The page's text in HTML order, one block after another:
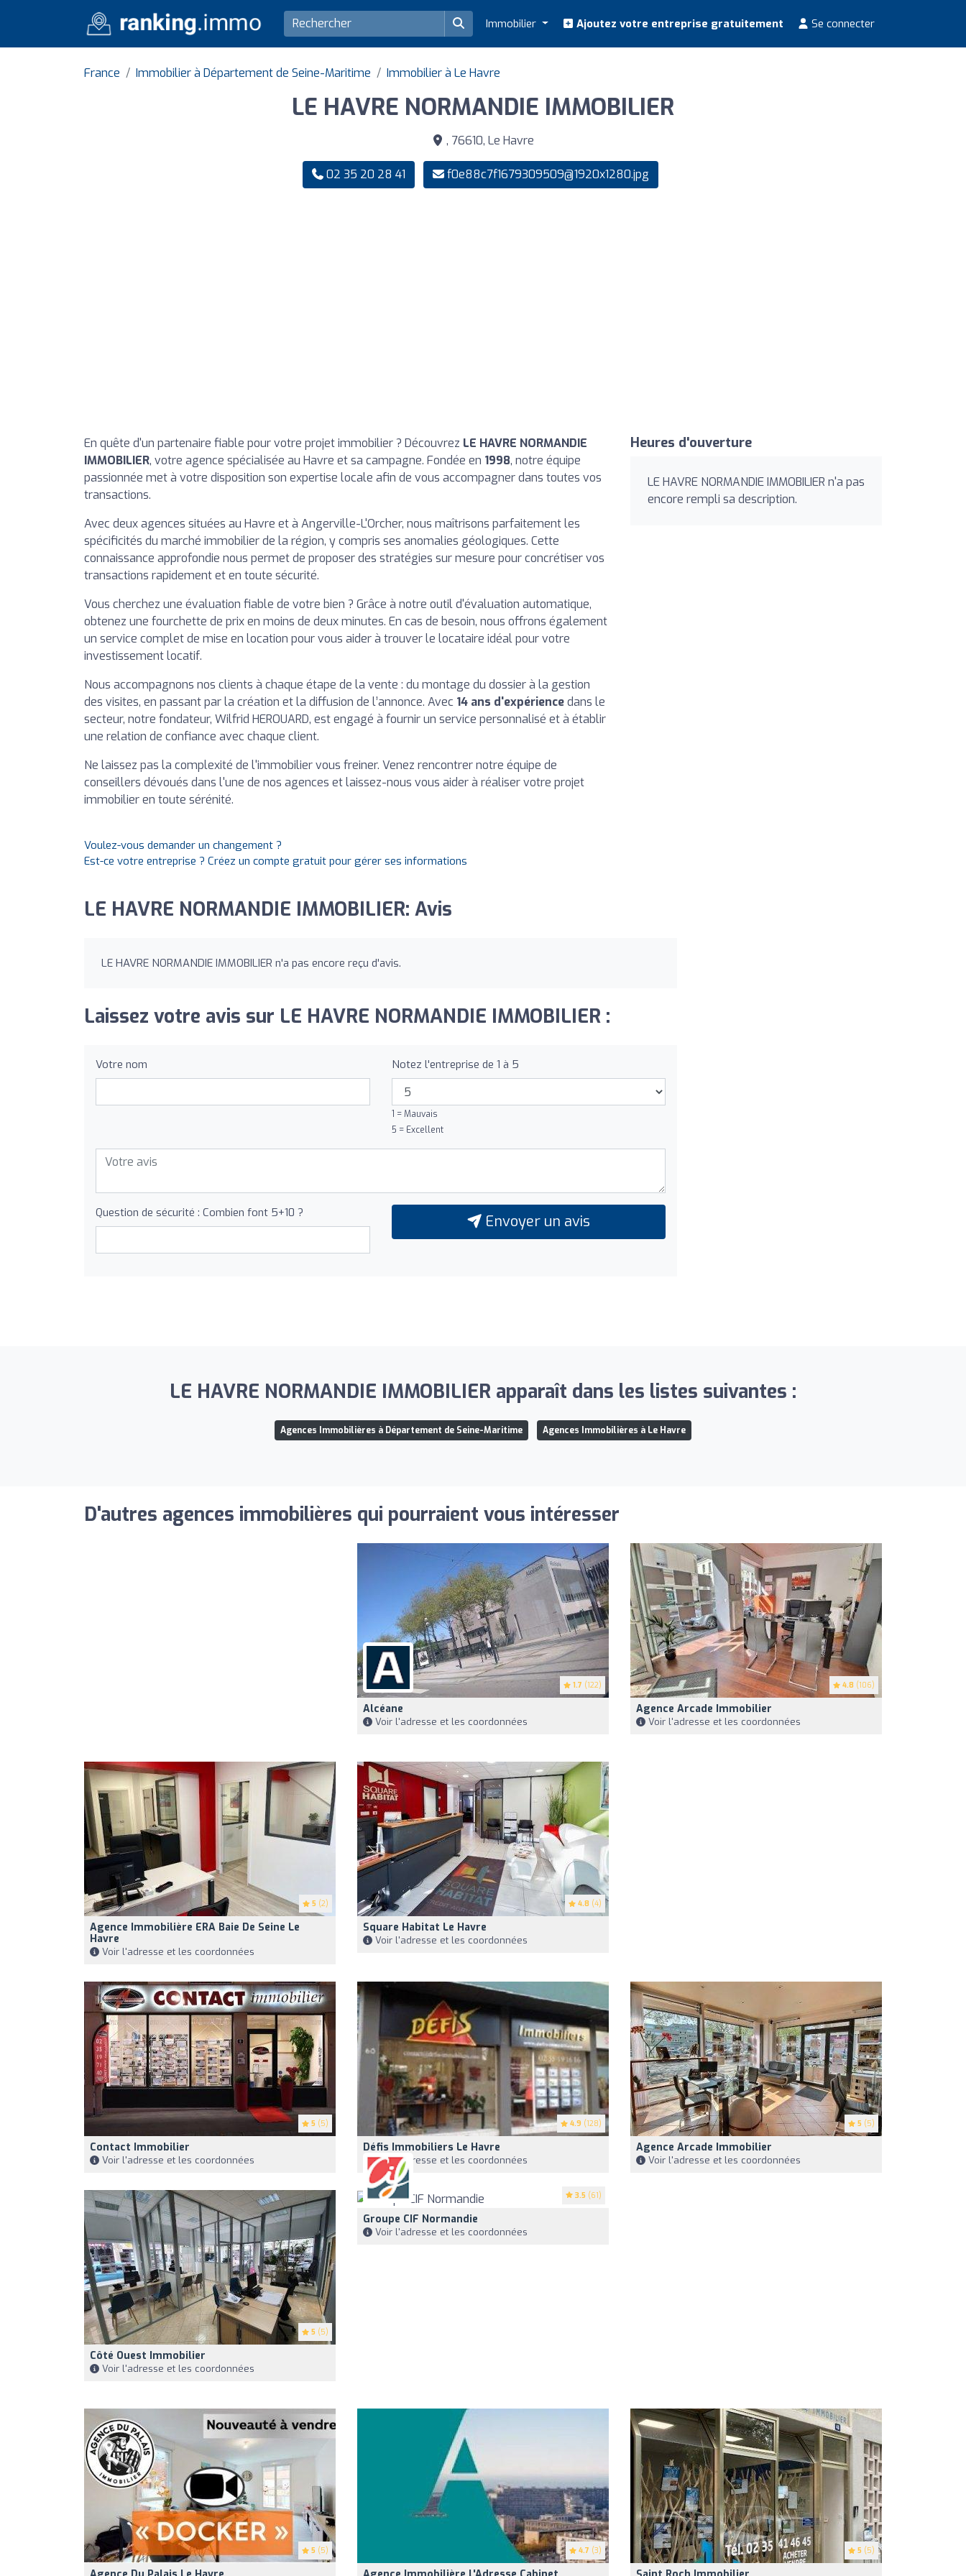
Immobilier Ajoutez votre entreprise gratuitement Se connecter
France Immobilier à Département de Seine-Maritime Immobilier à Le Havre
LE HAVRE NORMANDIE IMMOBILIER
, 76610, Le Havre
02 35 20 28 41 f0e88c7f1679309509@1920x1280.jpg
En quête d'un partenaire fiable pour votre projet immobilier ? Découvrez LE HAVRE NORMANDIE
IMMOBILIER, votre agence spécialisée au Havre et sa campagne. Fondée en 1998, notre équipe
passionnée met à votre disposition son expertise locale afin de vous accompagner dans toutes vos
transactions.
Avec deux agences situées au Havre et à Angerville-L'Orcher, nous maîtrisons parfaitement les
spécificités du marché immobilier de la région, y compris ses anomalies géologiques. Cette
connaissance approfondie nous permet de proposer des stratégies sur mesure pour concrétiser vos
transactions rapidement et en toute sécurité.
Vous cherchez une évaluation fiable de votre bien ? Grâce à notre outil d'évaluation automatique,
obtenez une fourchette de prix en moins de deux minutes. En cas de besoin, nous offrons également
un service complet de mise en location pour vous aider à trouver le locataire idéal pour votre
investissement locatif.
Nous accompagnons nos clients à chaque étape de la vente : du montage du dossier à la gestion
des visites, en passant par la création et la diffusion de l’annonce. Avec 14 ans d'expériencedans le
secteur, notre fondateur, Wilfrid HEROUARD, est engagé à fournir un service personnalisé et à établir
une relation de confiance avec chaque client.
Ne laissez pas la complexité de l'immobilier vous freiner. Venez rencontrer notre équipe de
conseillers dévoués dans l'une de nos agences et laissez-nous vous aider à réaliser votre projet
immobilier en toute sérénité.
Heures d'ouverture
LE HAVRE NORMANDIE IMMOBILIER n'a pas
encore rempli sa description.
Voulez-vous demander un changement ?
Est-ce votre entreprise ? Créez un compte gratuit pour gérer ses informations
LE HAVRE NORMANDIE IMMOBILIER: Avis
LE HAVRE NORMANDIE IMMOBILIER n'a pas encore reçu d'avis.
Laissez votre avis sur LE HAVRE NORMANDIE IMMOBILIER :
Votre nom Notez l'entreprise de 1 à 5
1 = Mauvais
5 = Excellent
Question de sécurité : Combien font 5+10 ? Envoyer un avis
LE HAVRE NORMANDIE IMMOBILIER apparaît dans les listes suivantes :
Agences Immobilières à Département de Seine-Maritime Agences Immobilières à Le Havre
D'autres agences immobilières qui pourraient vous intéresser
1.7 (122)
Alcéane
Voir l'adresse et les coordonnées
4.8 (106)
Agence Arcade Immobilier
Voir l'adresse et les coordonnées
5 (2)
Agence Immobilière ERA Baie De Seine Le
Havre
Voir l'adresse et les coordonnées
4.8 (4)
Square Habitat Le Havre
Voir l'adresse et les coordonnées
5 (5)
Contact Immobilier
Voir l'adresse et les coordonnées
4.9 (128)
Défis Immobiliers Le Havre
Voir l'adresse et les coordonnées
5 (5)
Agence Arcade Immobilier
Voir l'adresse et les coordonnées
5 (5)
Côté Ouest Immobilier
Voir l'adresse et les coordonnées
3.5 (61)
Groupe CIF Normandie
Voir l'adresse et les coordonnées
5 (5) 4.7 (3) 5 (5)